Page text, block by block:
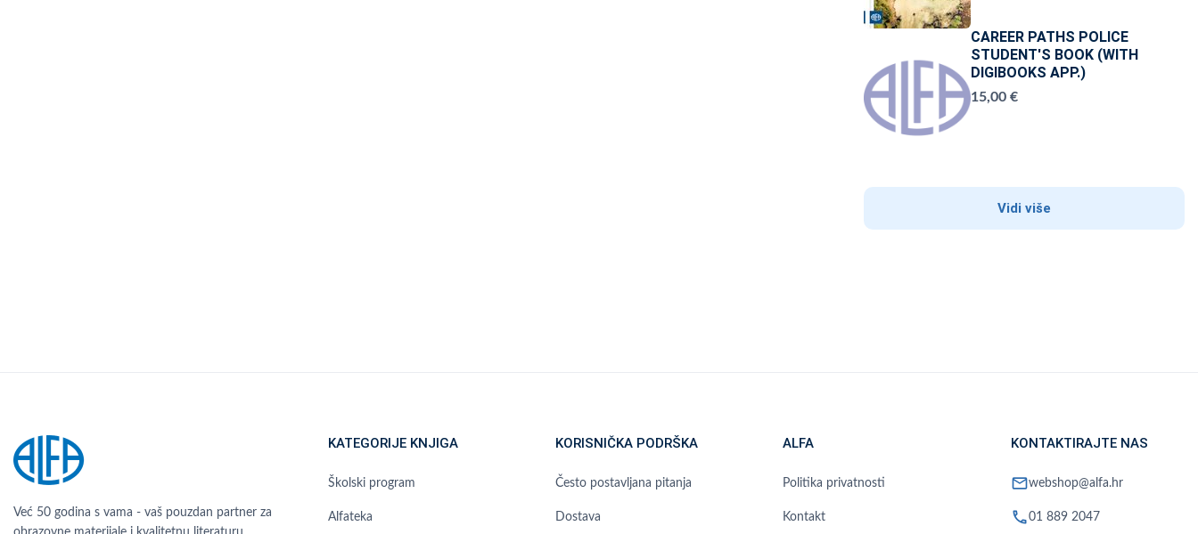
CAREER PATHS POLICE
STUDENT'S BOOK (WITH
DIGIBOOKS APP.)
15,00 €
Vidi više
Već 50 godina s vama - vaš pouzdan partner za
KATEGORIJE KNJIGA
Školski program
Alfateka
KORISNIČKA PODRŠKA
Često postavljana pitanja
Dostava
ALFA
Politika privatnosti
Kontakt
KONTAKTIRAJTE NAS
mailwebshop@alfa.hr
phone01 889 2047